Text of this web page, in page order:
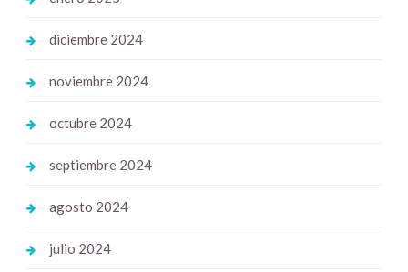
diciembre 2024
noviembre 2024
octubre 2024
septiembre 2024
agosto 2024
julio 2024